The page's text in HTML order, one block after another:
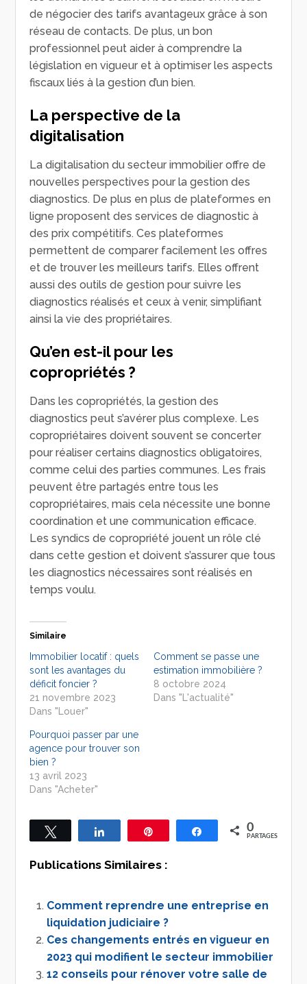
de négocier des tarifs avantageux grâce à son
réseau de contacts. De plus, un bon
professionnel peut aider à comprendre la
législation en vigueur et à optimiser les aspects
fiscaux liés à la gestion d’un bien.
La perspective de la
digitalisation
La digitalisation du secteur immobilier offre de
nouvelles perspectives pour la gestion des
diagnostics. De plus en plus de plateformes en
ligne proposent des services de diagnostic à
des prix compétitifs. Ces plateformes
permettent de comparer facilement les offres
et de trouver les meilleurs tarifs. Elles offrent
aussi des outils de gestion pour suivre les
diagnostics réalisés et ceux à venir, simplifiant
ainsi la vie des propriétaires.
Qu’en est-il pour les
copropriétés ?
Dans les copropriétés, la gestion des
diagnostics peut s’avérer plus complexe. Les
copropriétaires doivent souvent se concerter
pour réaliser certains diagnostics obligatoires,
comme celui des parties communes. Les frais
peuvent être partagés entre tous les
copropriétaires, mais cela nécessite une bonne
coordination et une communication efficace.
Les syndics de copropriété jouent un rôle clé
dans cette gestion et doivent s’assurer que tous
les diagnostics nécessaires sont réalisés en
temps voulu.
Similaire
Immobilier locatif : quels
sont les avantages du
déficit foncier ?
21 novembre 2023
Dans "Louer"
Comment se passe une
estimation immobilière ?
8 octobre 2024
Dans "L'actualité"
Pourquoi passer par une
agence pour trouver son
bien ?
13 avril 2023
Dans "Acheter"
Tweetez Partagez Épingle Partagez0
PARTAGES
Publications Similaires :
Comment reprendre une entreprise en
liquidation judiciaire ?
Ces changements entrés en vigueur en
2023 qui modifient le secteur immobilier
12 conseils pour rénover votre salle de